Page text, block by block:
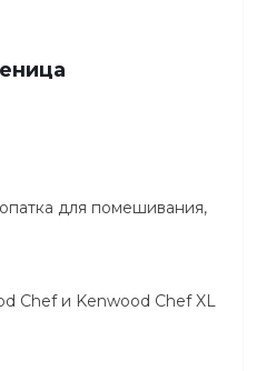
для помешивания,
Chef и Kenwood Chef XL